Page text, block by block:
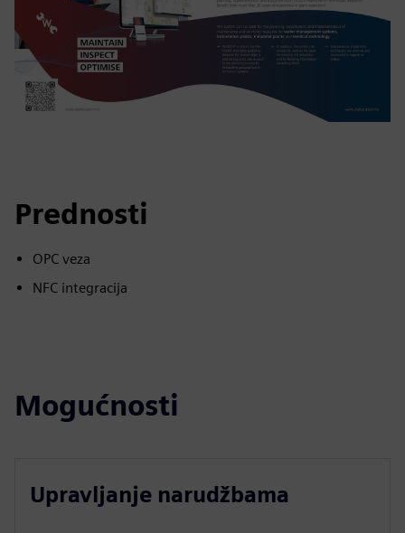
Prednosti
OPC veza
NFC integracija
Mogućnosti
Upravljanje narudžbama